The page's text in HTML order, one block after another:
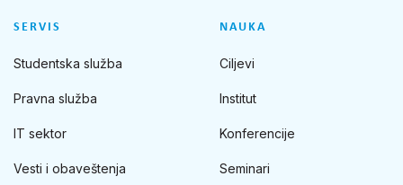
SERVIS
Studentska služba
Pravna služba
IT sektor
Vesti i obaveštenja
NAUKA
Ciljevi
Institut
Konferencije
Seminari